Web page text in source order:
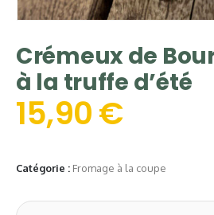
Crémeux de
à la truffe d’été
15,90€
Catégorie : Fromage à la coupe